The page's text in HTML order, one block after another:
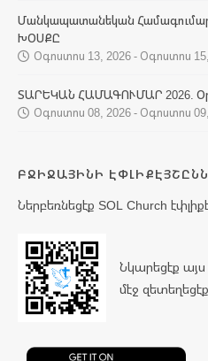
Մանկապատանեկան Համագումար
ԽՕՍՔԸ
Օգոստոս 13, 2026 - Օգոստոս
ՏԱՐԵԿԱՆ ՀԱՄԱԳՈՒՄԱՐ 2026.
Օգոստոս 08, 2026 - Օգոստոս
ԲՋԻՋԱՅԻՆԻ
Ներբեռնեցէք SOL Church
Նկարեցէք այս
մէջ